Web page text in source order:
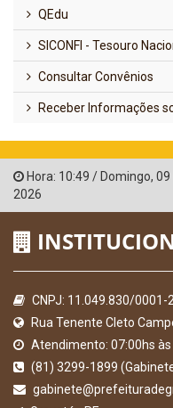
QEdu
SICONFI - Tesouro
Consultar Convênios
Receber Informações
Hora: 10:49 / Domingo, 09
2026
CNPJ: 11.049.830/0001-
Rua Tenente Cleto
Atendimento: 07:00hs às
(81) 3299-1899